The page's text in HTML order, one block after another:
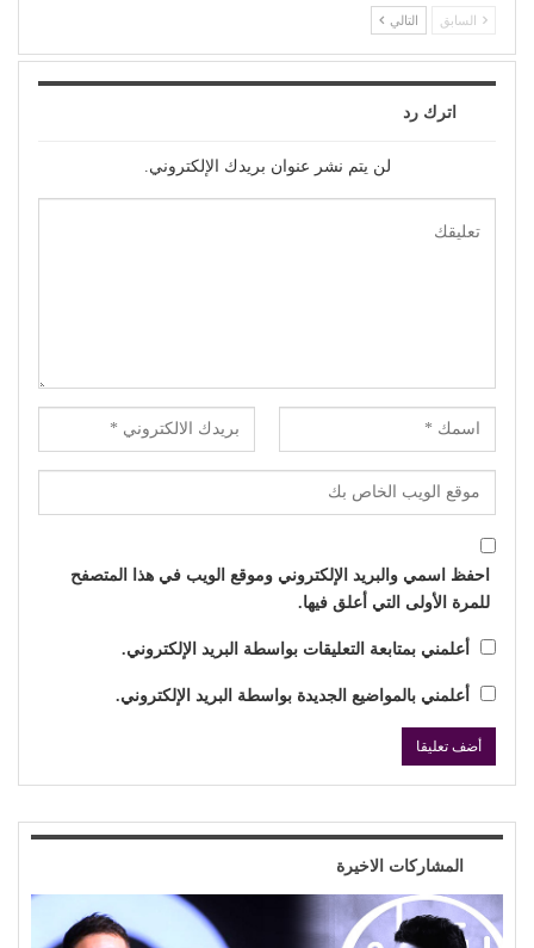
السابق التالي
اترك رد
لن يتم نشر عنوان بريدك الإلكتروني.
احفظ اسمي والبريد الإلكتروني وموقع الويب في هذا المتصفح
للمرة الأولى التي أعلق فيها.
أعلمني بمتابعة التعليقات بواسطة البريد الإلكتروني.
أعلمني بالمواضيع الجديدة بواسطة البريد الإلكتروني.
المشاركات الاخيرة